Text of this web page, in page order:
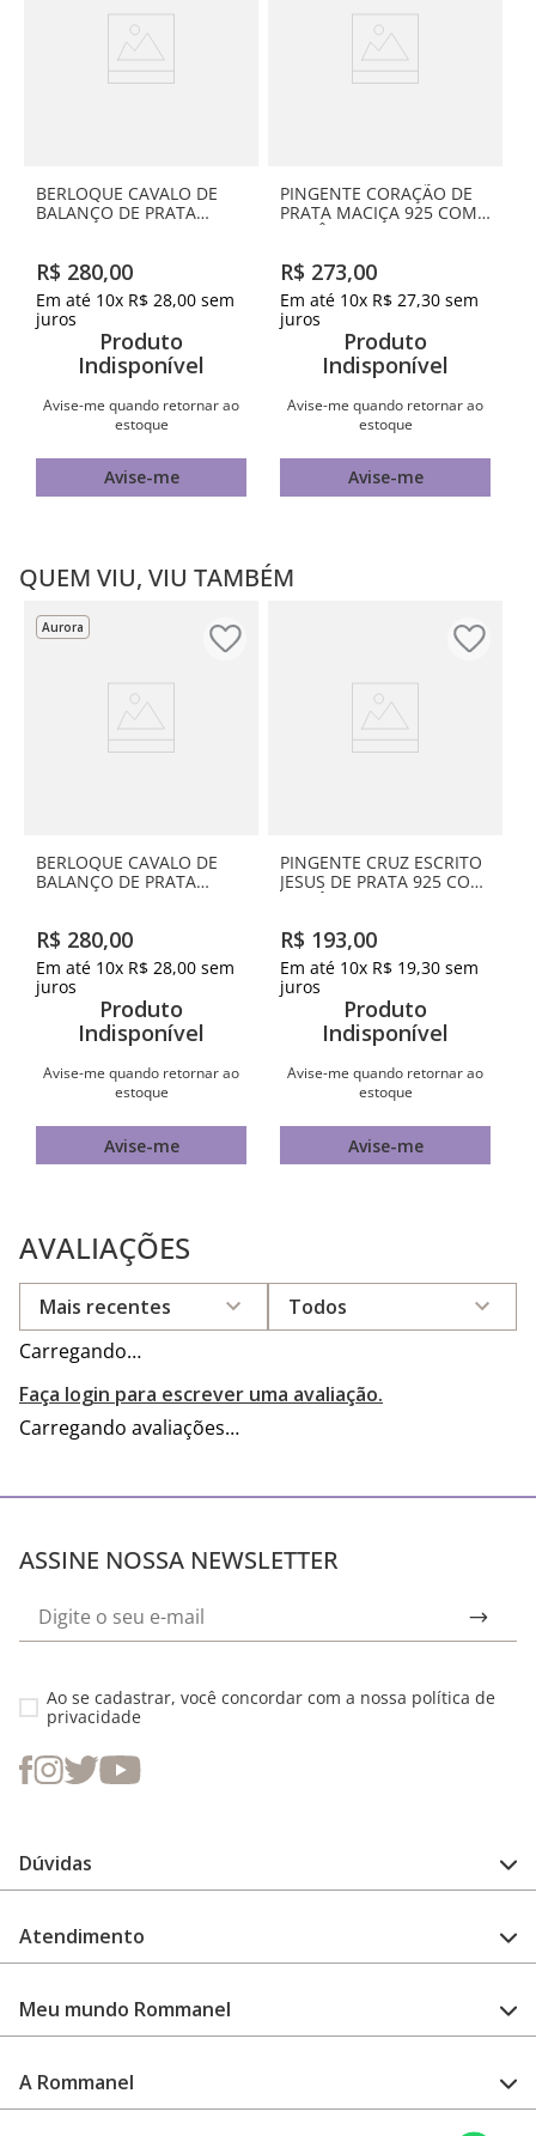
BERLOQUE CAVALO DE
BALANÇO DE PRATA
R$ 280,00
Em até 10x R$ 28,00 sem
juros
Produto
Indisponível
Avise-me quando retornar ao
estoque
Avise-me
PINGENTE CORAÇÃO DE
PRATA MACIÇA 925 COM
ZIRCÔNIA
R$ 273,00
Em até 10x R$ 27,30 sem
juros
Produto
Indisponível
Avise-me quando retornar ao
estoque
Avise-me
QUEM VIU, VIU TAMBÉM
Aurora
BERLOQUE CAVALO DE
BALANÇO DE PRATA
R$ 280,00
Em até 10x R$ 28,00 sem
juros
Produto
Indisponível
Avise-me quando retornar ao
estoque
Avise-me
PINGENTE CRUZ ESCRITO
JESUS DE PRATA 925 COM
ZIRCÔNIAS
R$ 193,00
Em até 10x R$ 19,30 sem
juros
Produto
Indisponível
Avise-me quando retornar ao
estoque
Avise-me
AVALIAÇÕES
Carregando…
Faça login para escrever uma avaliação.
Mais recentes Todos
Carregando avaliações…
ASSINE NOSSA NEWSLETTER
Ao se cadastrar, você concordar com a nossa política de
privacidade
Dúvidas
Guia de medidas
Como configurar meu relógio
Garantia
Atendimento
Encontre uma loja
Meu mundo Rommanel
Revenda Rommanel
A Rommanel